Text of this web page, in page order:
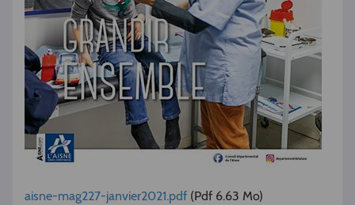
aisne-mag227-janvier2021.pdf (Pdf 6.63 Mo)